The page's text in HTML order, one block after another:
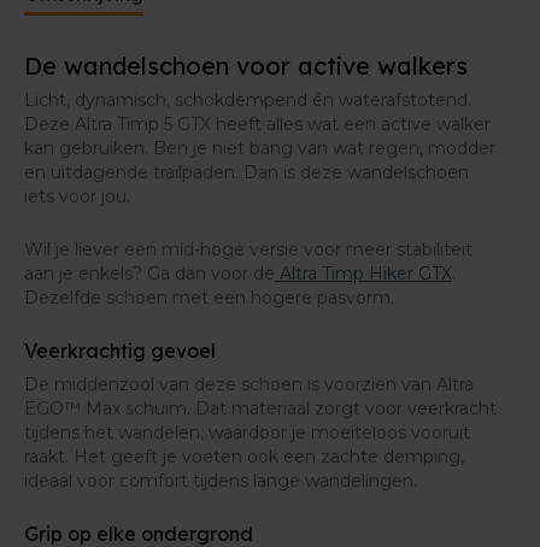
De wandelschoen voor active walkers
Licht, dynamisch, schokdempend én waterafstotend.
Deze Altra Timp 5 GTX heeft alles wat een active walker
kan gebruiken. Ben je niet bang van wat regen, modder
en uitdagende trailpaden. Dan is deze wandelschoen
iets voor jou.
Wil je liever een mid-hoge versie voor meer stabiliteit
aan je enkels? Ga dan voor de Altra Timp Hiker GTX.
Dezelfde schoen met een hogere pasvorm.
Veerkrachtig gevoel
De middenzool van deze schoen is voorzien van Altra
EGO™ Max schuim. Dat materiaal zorgt voor veerkracht
tijdens het wandelen, waardoor je moeiteloos vooruit
raakt. Het geeft je voeten ook een zachte demping,
ideaal voor comfort tijdens lange wandelingen.
Grip op elke ondergrond